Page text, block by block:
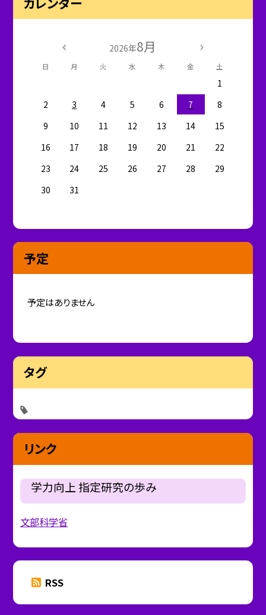
2026年8月
日 月 火 水 木 金 土
1
2
3 4 5 6 7
8
9
10 11 12 13 14
15
16
17 18 19 20 21
22
23
24 25 26 27 28
29
30
31
予定
予定はありません
タグ
リンク
学力向上 指定研究の歩み
文部科学省
RSS